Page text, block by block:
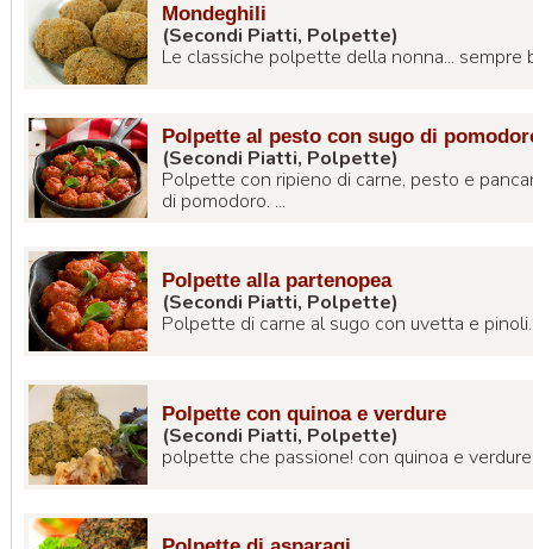
Mondeghili
(Secondi Piatti, Polpette)
Le classiche polpette della nonna... sempre
Polpette al pesto con sugo di
(Secondi Piatti, Polpette)
Polpette con ripieno di carne, pesto e
di pomodoro. ...
Polpette alla partenopea
(Secondi Piatti, Polpette)
Polpette di carne al sugo con uvetta e pinoli.
Polpette con quinoa e verdure
(Secondi Piatti, Polpette)
polpette che passione! con quinoa e